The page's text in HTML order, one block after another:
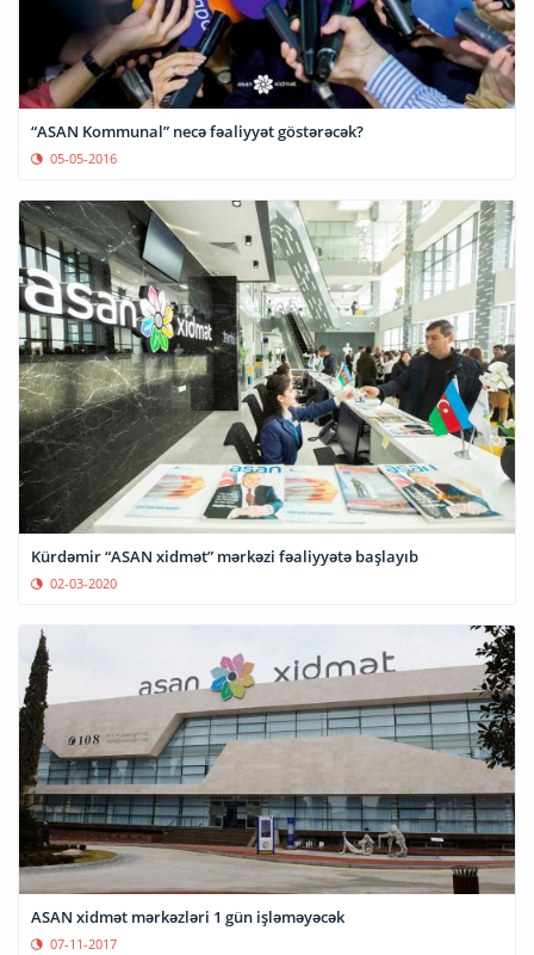
“ASAN Kommunal” necə fəaliyyət göstərəcək?
05-05-2016
Kürdəmir “ASAN xidmət” mərkəzi fəaliyyətə başlayıb
02-03-2020
ASAN xidmət mərkəzləri 1 gün işləməyəcək
07-11-2017